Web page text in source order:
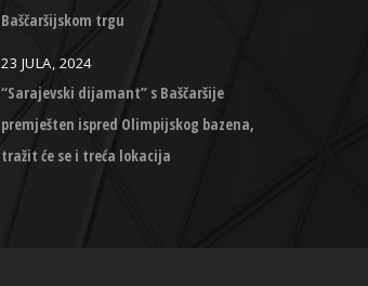
Baščaršijskom trgu
23 JULA, 2024
“Sarajevski dijamant” s Baščaršije
premješten ispred Olimpijskog bazena,
tražit će se i treća lokacija